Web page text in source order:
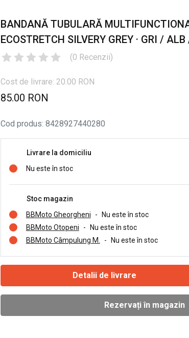
BANDANĂ TUBULARĂ
ECOSTRETCH SILVERY GREY · GRI /
(0 Recenzii)
Cost de livrare: 20.00 RON
85.00 RON
Cod produs: 8428927440280
Livrare la domiciliu
Nu este în stoc
Stoc magazin
BBMoto Gheorgheni
-
Nu este în stoc
BBMoto Otopeni
-
Nu este în stoc
BBMoto Câmpulung M.
- Nu este în stoc
Detalii de livrare
Rezervați în magazin